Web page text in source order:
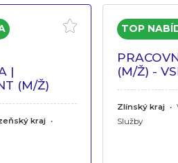
|
(M/Ž)
kraj •
(M/Ž) -
Zlínský kraj •
Služby